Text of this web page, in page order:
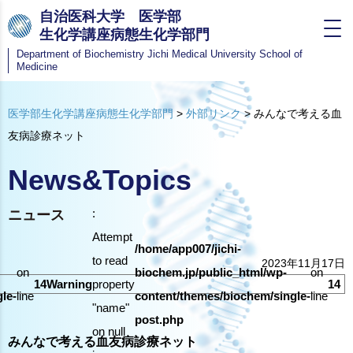
自治医科大学 医学部
生化学講座病態生化学部門
Department of Biochemistry Jichi Medical University School of
Medicine
医学部生化学講座病態生化学部門> 外部リンク>みんなで考える血
友病診療ネット
News&Topics
ニュース
2023年11月17日
on
line
14Warning
:
Attempt
to read
property
"name"
on null
/home/app007/jichi-
biochem.jp/public_html/wp-
content/themes/biochem/single-
post.php
on
line
14
みんなで考える血友病診療ネット